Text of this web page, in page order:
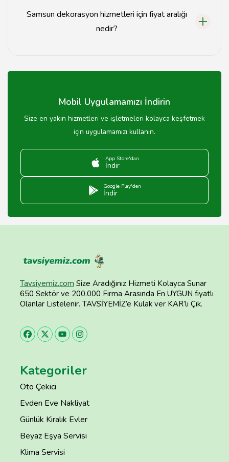
Samsun dekorasyon hizmetleri için fiyat aralığı
nedir?
göre değişiklik göstermektedir.
Mobil Uygulamamızı İndirin
Size en yakın hizmetleri ve işletmeleri kolayca keşfetmek
için uygulamamızı kullanın.
App Store'dan
İndir
Google Play'den
İndir
Tavsiyemiz.com Size Aradığınız Hizmeti Kolayca Sunar
650 Sektör ve 200.000 Firma Arasında En UYGUN fiyatlı
Olanlar Listelenir. TAVSİYEMİZ’e Kulak ver KAR’lı Çık.
Kategoriler
Oto Çekici
Evden Eve Nakliyat
Günlük Kiralık Evler
Beyaz Eşya Servisi
Klima Servisi